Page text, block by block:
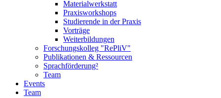
Materialwerkstatt
Praxisworkshops
Studierende in der Praxis
Vorträge
Weiterbildungen
Forschungskolleg "RePliV"
Publikationen & Ressourcen
Sprachförderung²
Team
Events
Team